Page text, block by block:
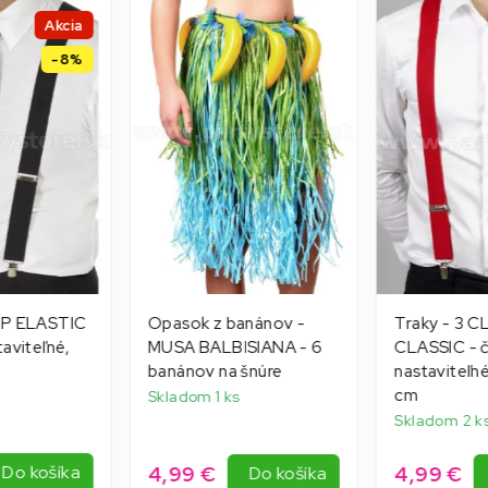
Akcia
-8%
ELASTIC
Do košíka
Opasok z banánov -
MUSA BALBISIANA - 6
banánov na šnúre
Skladom 1 ks
4,99 € Do košíka
Traky - 3
CLASSIC -
cm
Skladom 2
4,99 €